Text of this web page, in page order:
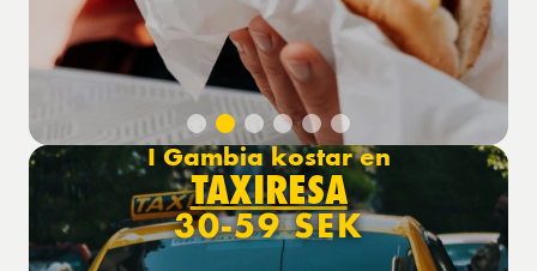
I Gambia kostar en
TAXIRESA
30-59 SEK